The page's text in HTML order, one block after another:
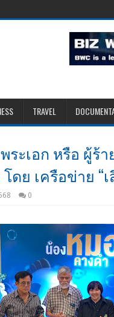
TRAVEL
ระเอก หรือ ผู้
ดย เครือข่าย “
0